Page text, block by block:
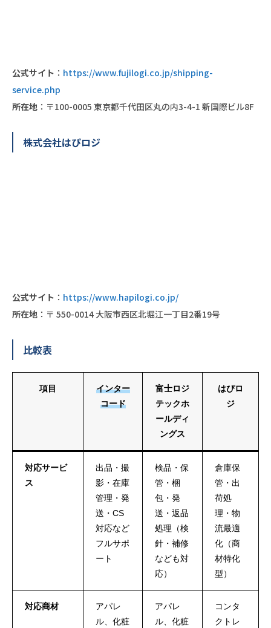
公式サイト ： https://www.fujilogi.co.jp/shipping-
service.php
所在地 ：〒100-0005 東京都千代田区丸の内3-4-1 新国際ビル8F
株式会社はぴロジ
公式サイト ： https://www.hapilogi.co.jp/
所在地 ：〒 550-0014 大阪市西区北堀江一丁目2番19号
比較表
項目
インター
コード
富士ロジ
テックホ
ールディ
ングス
はぴロ
ジ
対応サービ
ス
出品・撮
影・在庫
管理・発
送・CS
対応など
フルサポ
ート
検品・保
管・梱
包・発
送・返品
処理（検
針・補修
なども対
応）
倉庫保
管・出
荷処
理・物
流最適
化（商
材特化
型）
対応商材
アパレ
ル、化粧
アパレ
ル、化粧
コンタ
クトレ